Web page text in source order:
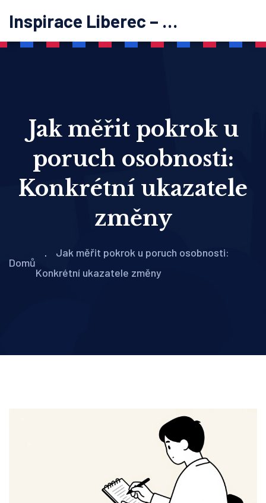
Inspirace Liberec – psychoterapie
Jak měřit pokrok u
poruch osobnosti:
Konkrétní ukazatele
změny
Domů
Jak měřit pokrok u poruch osobnosti:
Konkrétní ukazatele změny